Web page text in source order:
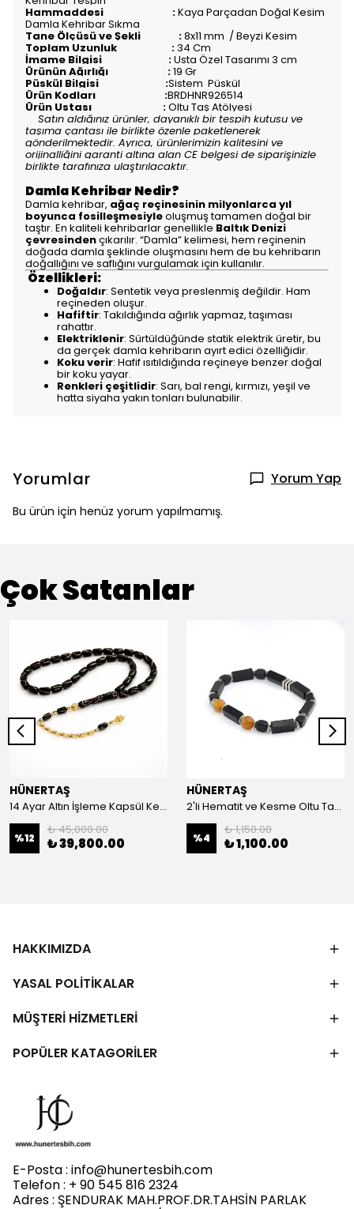
Hammaddesi :Kaya Parçadan Doğal Kesim
Damla Kehribar Sıkma
Tane Ölçüsü ve Şekli :8x11 mm / Beyzi Kesim
Toplam Uzunluk :34 Cm
İmame Bilgisi :Usta Özel Tasarımı 3 cm
Ürünün Ağırlığı :19 Gr
Püskül Bilgisi :Sistem Püskül
Ürün Kodları :BRDHNR926514
Ürün Ustası :Oltu Taş Atölyesi
Satın aldığınız ürünler, dayanıklı bir tespih kutusu ve
taşıma çantası ile birlikte özenle paketlenerek
gönderilmektedir. Ayrıca, ürünlerimizin kalitesini ve
orijinalliğini garanti altına alan CE belgesi de siparişinizle
birlikte tarafınıza ulaştırılacaktır.
Damla Kehribar Nedir?
Damla kehribar, ağaç reçinesinin milyonlarca yıl
boyunca fosilleşmesiyleoluşmuş tamamen doğal bir
taştır. En kaliteli kehribarlar genellikle Baltık Denizi
çevresindençıkarılır. “Damla” kelimesi, hem reçinenin
doğada damla şeklinde oluşmasını hem de bu kehribarın
doğallığını ve saflığını vurgulamak için kullanılır.
Özellikleri:
Doğaldır: Sentetik veya preslenmiş değildir. Ham
reçineden oluşur.
Hafiftir: Takıldığında ağırlık yapmaz, taşıması
rahattır.
Elektriklenir: Sürtüldüğünde statik elektrik üretir, bu
da gerçek damla kehribarın ayırt edici özelliğidir.
Koku verir: Hafif ısıtıldığında reçineye benzer doğal
bir koku yayar.
Renkleri çeşitlidir: Sarı, bal rengi, kırmızı, yeşil ve
hatta siyaha yakın tonları bulunabilir.
Yorumlar Yorum Yap
Bu ürün için henüz yorum yapılmamış.
Çok Satanlar
HÜNERTAŞ
14 Ayar Altın İşleme Kapsül Kesim Oltu Taşı Tespih
%12
₺ 45,000.00
₺ 39,800.00
HÜNERTAŞ
2'li Hematit ve Kesme Oltu Taşı Bileklik
%4
₺ 1,150.00
₺ 1,100.00
HAKKIMIZDA
YASAL POLİTİKALAR
MÜŞTERİ HİZMETLERİ
POPÜLER KATAGORİLER
E-Posta : info@hunertesbih.com
Telefon : + 90 545 816 2324
Adres : ŞENDURAK MAH.PROF.DR.TAHSİN PARLAK